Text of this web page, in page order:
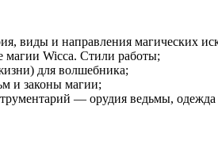
виды и направления магических
магии Wicca. Стили работы;
для волшебника;
и законы магии;
— орудия ведьмы,